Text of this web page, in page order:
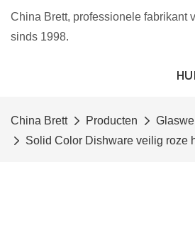
China Brett, professionele fabrikant
sinds 1998.
China Brett Producten
Solid Color Dishware veilig roze